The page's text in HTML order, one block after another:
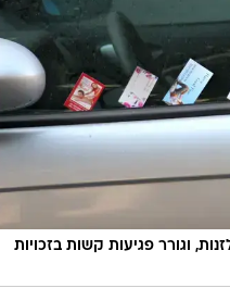
וגורר פגיעות קשות בזכויות